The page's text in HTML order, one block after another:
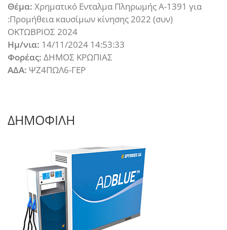
Θέμα: Χρηματικό Ενταλμα Πληρωμής Α-1391 για
:Προμήθεια καυσίμων κίνησης 2022 (συν)
ΟΚΤΩΒΡΙΟΣ 2024
Ημ/νια: 14/11/2024 14:53:33
Φορέας: ΔΗΜΟΣ ΚΡΩΠΙΑΣ
ΑΔΑ: ΨΖ4ΠΩΛ6-ΓΕΡ
ΔΗΜΟΦΙΛΗ